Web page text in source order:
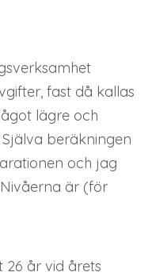
fast då kallas
lägre och
beräkningen
och jag
är (för
26 år vid årets